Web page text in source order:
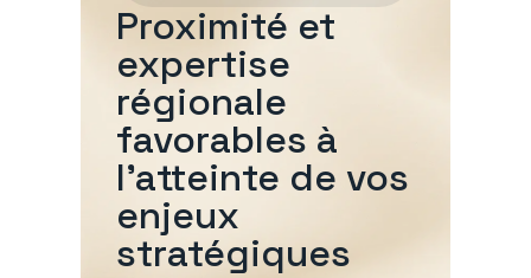
Proximité et
expertise
régionale
favorables à
l'atteinte de vos
enjeux
stratégiques